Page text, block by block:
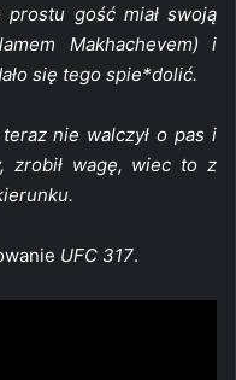
prostu gość miał swoją
Makhachevem) i
się tego spie*dolić.
nie walczył o pas i
zrobił wagę, wiec to z
UFC 317.